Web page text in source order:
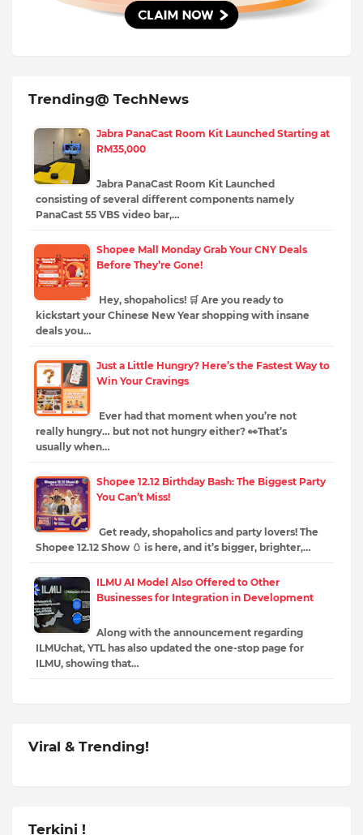
Trending@ TechNews
Jabra PanaCast Room Kit Launched Starting at
RM35,000
Jabra PanaCast Room Kit Launched
consisting of several different components namely
PanaCast 55 VBS video bar,…
Shopee Mall Monday Grab Your CNY Deals
Before They’re Gone!
Hey, shopaholics! 🛒 Are you ready to
kickstart your Chinese New Year shopping with insane
deals you…
Just a Little Hungry? Here’s the Fastest Way to
Win Your Cravings
Ever had that moment when you’re not
really hungry… but not not hungry either? 👀That’s
usually when…
Shopee 12.12 Birthday Bash: The Biggest Party
You Can’t Miss!
Get ready, shopaholics and party lovers! The
Shopee 12.12 Show 🥚 is here, and it’s bigger, brighter,…
ILMU AI Model Also Offered to Other
Businesses for Integration in Development
Along with the announcement regarding
ILMUchat, YTL has also updated the one-stop page for
ILMU, showing that…
Viral & Trending!
Terkini !